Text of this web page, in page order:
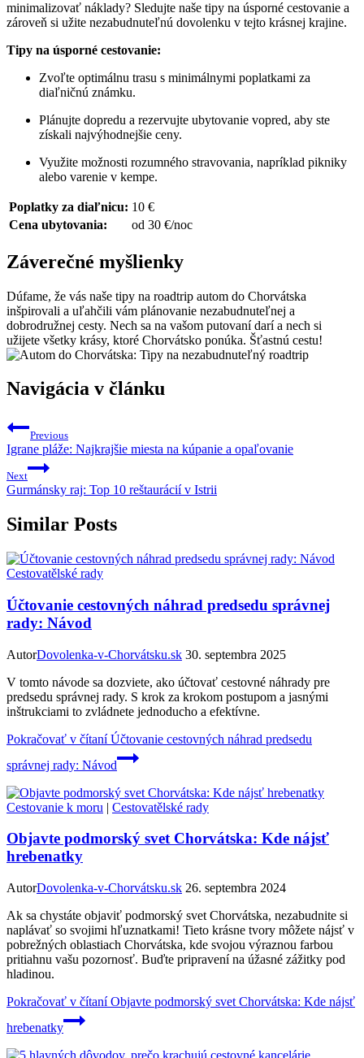
minimalizovať náklady? Sledujte naše tipy na úsporné cestovanie a
zároveň si užite nezabudnuteľnú dovolenku v tejto krásnej krajine.
Tipy na úsporné cestovanie:
Zvoľte optimálnu trasu s minimálnymi poplatkami za
diaľničnú známku.
Plánujte dopredu a rezervujte ubytovanie vopred, aby ste
získali najvýhodnejšie ceny.
Využite možnosti rozumného stravovania, napríklad pikniky
alebo varenie v kempe.
Poplatky za diaľnicu: 10 €
Cena ubytovania:
od 30 €/noc
Záverečné myšlienky
Dúfame, že vás naše tipy na roadtrip autom do Chorvátska
inšpirovali a uľahčili vám plánovanie nezabudnuteľnej a
dobrodružnej cesty. Nech sa na vašom putovaní darí a nech si
užijete všetky krásy, ktoré Chorvátsko ponúka. Šťastnú cestu!
Navigácia v článku
Previous
Igrane pláže: Najkrajšie miesta na kúpanie a opaľovanie
Next
Gurmánsky raj: Top 10 reštaurácií v Istrii
Similar Posts
Cestovatělské rady
Účtovanie cestovných náhrad predsedu správnej
rady: Návod
AutorDovolenka-v-Chorvátsku.sk 30. septembra 2025
V tomto návode sa dozviete, ako účtovať cestovné náhrady pre
predsedu správnej rady. S krok za krokom postupom a jasnými
inštrukciami to zvládnete jednoducho a efektívne.
Pokračovať v čítaníÚčtovanie cestovných náhrad predsedu
správnej rady: Návod
Cestovanie k moru | Cestovatělské rady
Objavte podmorský svet Chorvátska: Kde nájsť
hrebenatky
AutorDovolenka-v-Chorvátsku.sk 26. septembra 2024
Ak sa chystáte objaviť podmorský svet Chorvátska, nezabudnite si
naplávať so svojimi hľuznatkami! Tieto krásne tvory môžete nájsť v
pobrežných oblastiach Chorvátska, kde svojou výraznou farbou
pritiahnu vašu pozornosť. Buďte pripravení na úžasné zážitky pod
hladinou.
Pokračovať v čítaníObjavte podmorský svet Chorvátska: Kde nájsť
hrebenatky